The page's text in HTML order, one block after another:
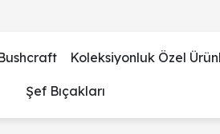
Koleksiyonluk Özel
Şef Bıçakları